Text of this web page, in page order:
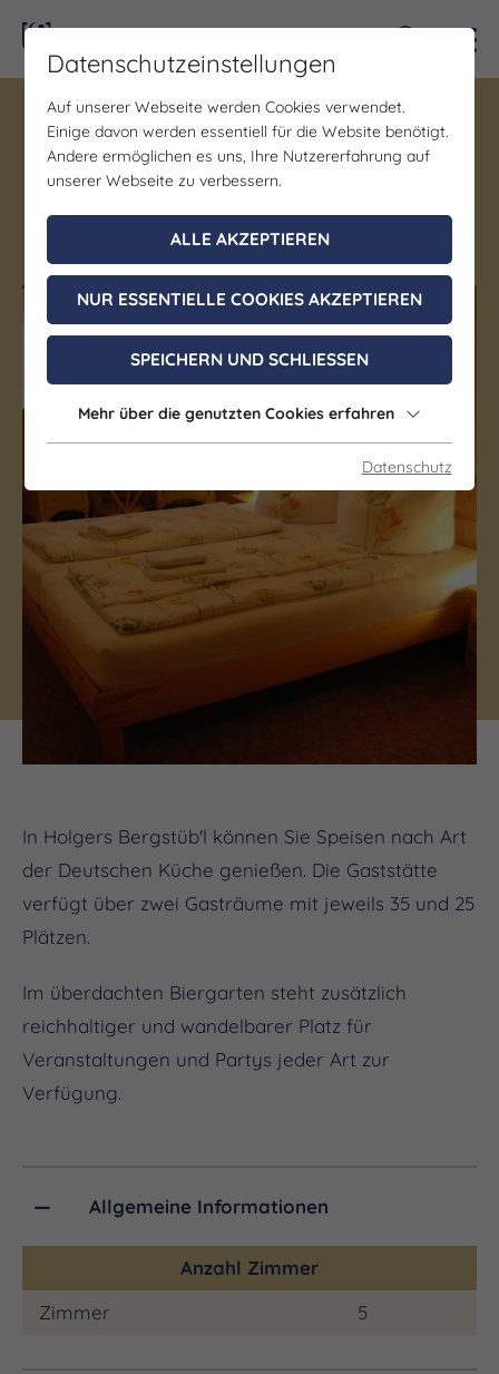
Gastgeber | Gastronomie
Holgers Bergstüb'l
Deutsche Küche
In Holgers Bergstüb'l können Sie Speisen nach Art
der Deutschen Küche genießen. Die Gaststätte
verfügt über zwei Gasträume mit jeweils 35 und 25
Plätzen.
Im überdachten Biergarten steht zusätzlich
reichhaltiger und wandelbarer Platz für
Veranstaltungen und Partys jeder Art zur
Verfügung.
Allgemeine Informationen
Anzahl Zimmer
Zimmer
5
Datenschutzeinstellungen
Auf unserer Webseite werden Cookies verwendet.
Einige davon werden essentiell für die Website benötigt.
Andere ermöglichen es uns, Ihre Nutzererfahrung auf
unserer Webseite zu verbessern.
ALLE AKZEPTIEREN
NUR ESSENTIELLE COOKIES AKZEPTIEREN
SPEICHERN UND SCHLIESSEN
Mehr über die genutzten Cookies erfahren
Datenschutz